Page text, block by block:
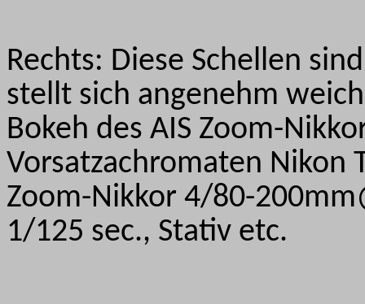
Rechts: Diese Schellen
stellt sich angenehm
Bokeh des AIS Zoom-
Vorsatzachromaten Nikon
Zoom-Nikkor 4/80-
1/125 sec., Stativ etc.